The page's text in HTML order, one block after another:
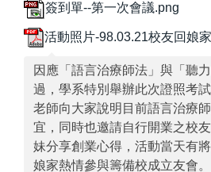
簽到單--第一次會議.png
活動照片-98.03.21校友回娘
因應「語言治療師法」與「聽
過，學系特別舉辦此次證照考
老師向大家說明目前語言治療
宜，同時也邀請自行開業之校
妹分享創業心得，活動當天有
娘家熱情參與籌備校成立友會。